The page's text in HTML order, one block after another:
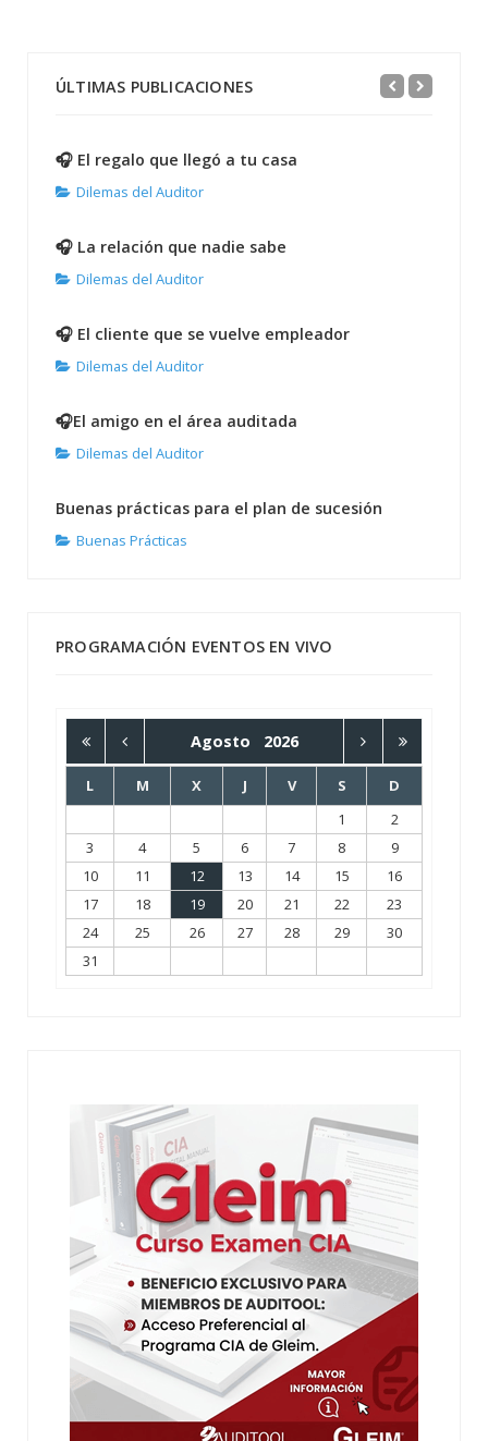
ÚLTIMAS PUBLICACIONES
🎧 El regalo que llegó a tu casa
Dilemas del Auditor
🎧 La relación que nadie sabe
Dilemas del Auditor
🎧 El cliente que se vuelve empleador
Dilemas del Auditor
🎧El amigo en el área auditada
Dilemas del Auditor
Buenas prácticas para el plan de sucesión
Buenas Prácticas
PROGRAMACIÓN EVENTOS EN VIVO
Agosto 2026
L M X J V S
D
1
2
3
4 5 6 7 8
9
10
11 12 13 14 15
16
17
18 19 20 21 22
23
24
25 26 27 28 29
30
31